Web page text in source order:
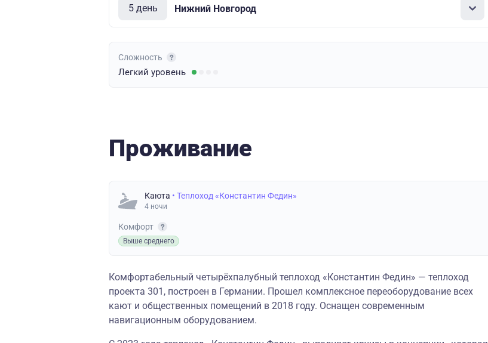
5 день Нижний Новгород
Сложность
Легкий уровень
Проживание
Каюта • Теплоход «Константин Федин»
4 ночи
Комфорт
Выше среднего
Комфортабельный четырёхпалубный теплоход «Константин Федин» — теплоход
проекта 301, построен в Германии. Прошел комплексное переоборудование всех
кают и общественных помещений в 2018 году. Оснащен современным
навигационным оборудованием.